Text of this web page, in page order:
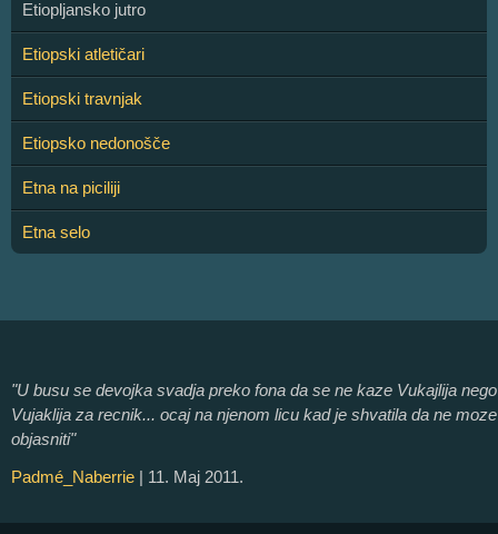
Etiopljansko jutro
Etiopski atletičari
Etiopski travnjak
Etiopsko nedonošče
Etna na piciliji
Etna selo
"U busu se devojka svadja preko fona da se ne kaze Vukajlija nego
Vujaklija za recnik... ocaj na njenom licu kad je shvatila da ne moze
objasniti"
Padmé_Naberrie | 11. Maj 2011.